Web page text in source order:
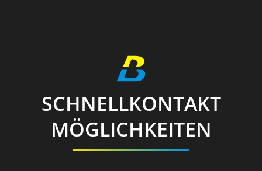
SCHNELLKONTAKT
MÖGLICHKEITEN